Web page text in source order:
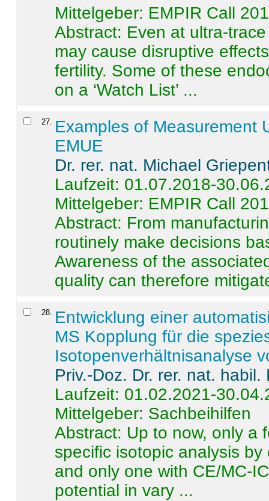
Mittelgeber: EMPIR Call
Abstract: Even at ultra-
may cause disruptive
fertility. Some of these
on a ‘Watch List’ ...
27. Examples of Measurement
EMUE
Dr. rer. nat. Michael
Laufzeit: 01.07.2018-
Mittelgeber: EMPIR Call
Abstract: From
routinely make decisions
Awareness of the
quality can therefore
28. Entwicklung einer
MS Kopplung für die
Isotopenverhältnisanalyse
Priv.-Doz. Dr. rer. nat.
Laufzeit: 01.02.2021-
Mittelgeber: Sachbeihilfen
Abstract: Up to now, only a
specific isotopic analysis
and only one with CE/MC-
potential in vary ...